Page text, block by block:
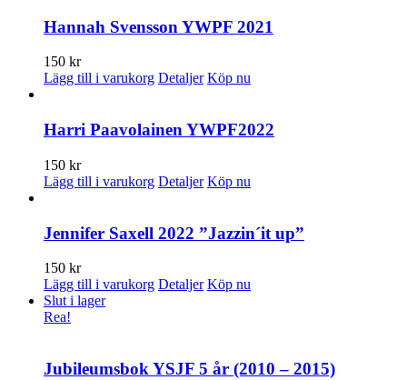
Hannah Svensson YWPF 2021
150 kr
Lägg till i varukorg Detaljer Köp nu
Harri Paavolainen YWPF2022
150 kr
Lägg till i varukorg Detaljer Köp nu
Jennifer Saxell 2022 ”Jazzin´it up”
150 kr
Lägg till i varukorg Detaljer Köp nu
Slut i lager
Rea!
Jubileumsbok YSJF 5 år (2010 – 2015)